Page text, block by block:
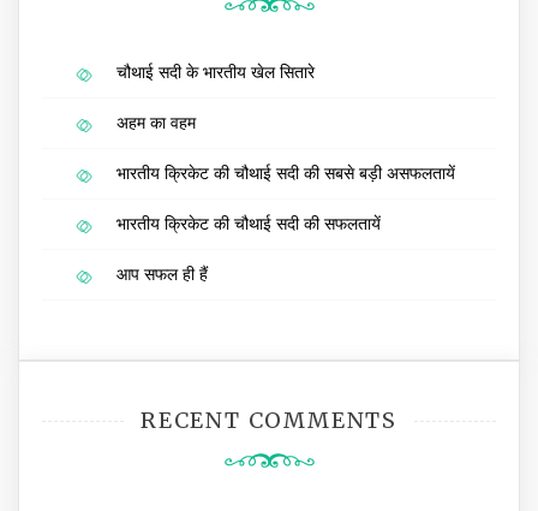
चौथाई सदी के भारतीय खेल सितारे
अहम का वहम
भारतीय क्रिकेट की चौथाई सदी की सबसे बड़ी असफलतायें
भारतीय क्रिकेट की चौथाई सदी की सफलतायें
आप सफल ही हैं
RECENT COMMENTS